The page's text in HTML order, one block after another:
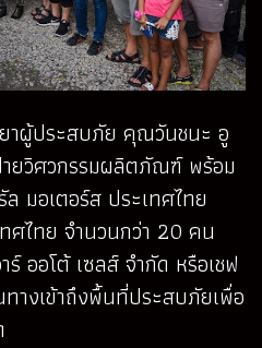
ยาผู้ประสบภัย คุณวันชนะ อู
ยวิศวกรรมผลิตภัณฑ์ พร้อม
มอเตอร์ส ประเทศไทย
ศไทย จำนวนกว่า 20 คน
ออโต้ เซลส์ จำกัด หรือเชฟ
ทางเข้าถึงพื้นที่ประสบภัยเพื่อ